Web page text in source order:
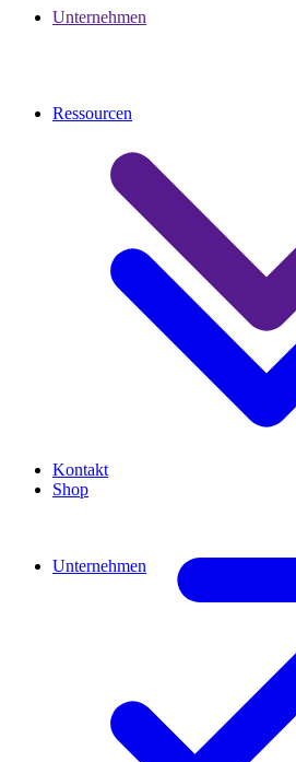
Unternehmen
Kontakt
Shop
Ressourcen
Unternehmen